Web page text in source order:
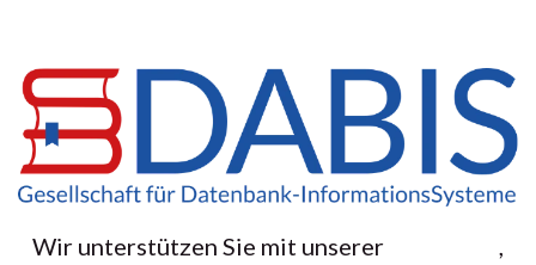
Wir unterstützen Sie mit unserer